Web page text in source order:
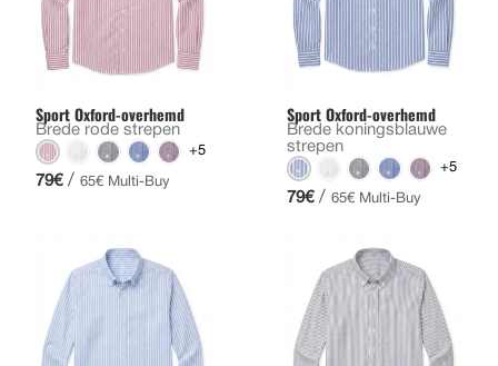
Sport Oxford-overhemd
Brede rode strepen
+5
79€ / 65€ Multi-Buy
Sport Oxford-overhemd
Brede koningsblauwe
strepen
+5
79€ / 65€ Multi-Buy